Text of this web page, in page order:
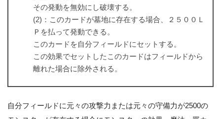
その発動を無効にし破壊する。
(2)：このカードが墓地に存在する場合、２５００Ｌ
Ｐを払って発動できる。
このカードを自分フィールドにセットする。
この効果でセットしたこのカードはフィールドから
離れた場合に除外される。
自分フィールドに元々の攻撃力または元々の守備力が2500の